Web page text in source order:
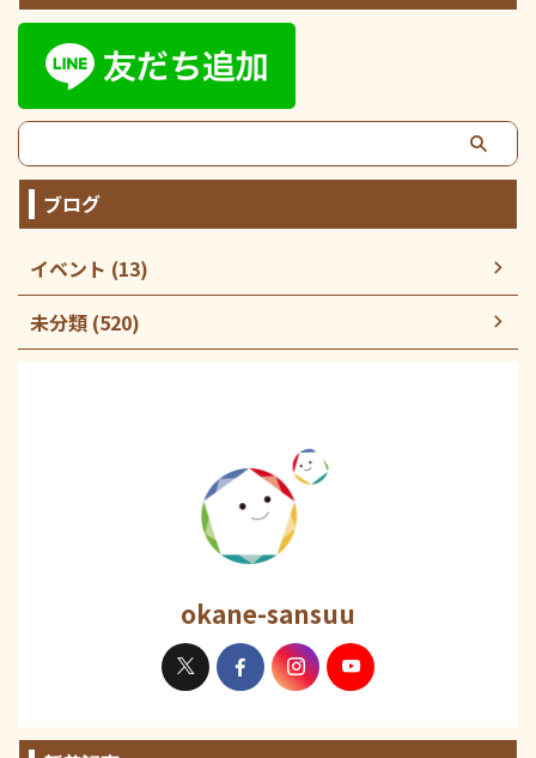
ブログ
イベント (13)
未分類 (520)
okane-sansuu